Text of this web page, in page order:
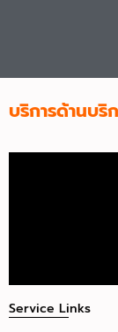
บริการด้านบริ
Service Links